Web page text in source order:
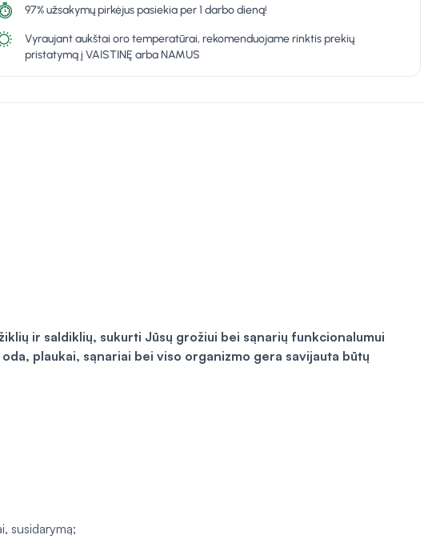
97% užsakymų pirkėjus pasiekia per 1 darbo dieną!
Vyraujant aukštai oro temperatūrai, rekomenduojame rinktis prekių
pristatymą į VAISTINĘ arba NAMUS
ir saldiklių, sukurti Jūsų grožiui bei sąnarių funkcionalumui
plaukai, sąnariai bei viso organizmo gera savijauta būtų
susidarymą;